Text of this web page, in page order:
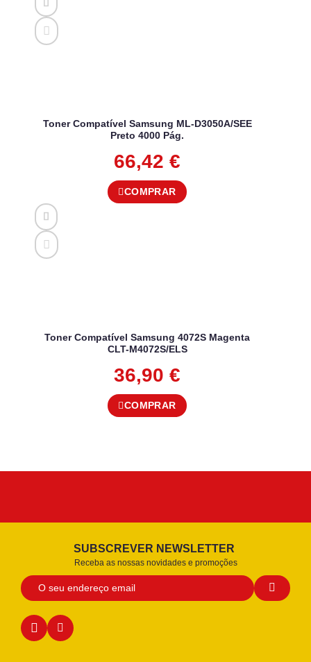
Toner Compatível Samsung ML-D3050A/SEE
Preto 4000 Pág.
66,42 €
COMPRAR
Toner Compatível Samsung 4072S Magenta
CLT-M4072S/ELS
36,90 €
COMPRAR
SUBSCREVER NEWSLETTER
Receba as nossas novidades e promoções